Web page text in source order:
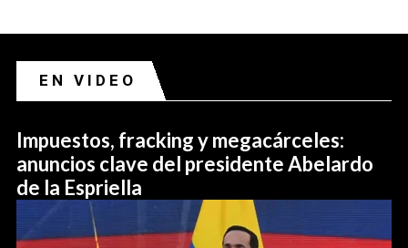
EN VIDEO
Impuestos, fracking y megacárceles:
anuncios clave del presidente Abelardo
de la Espriella